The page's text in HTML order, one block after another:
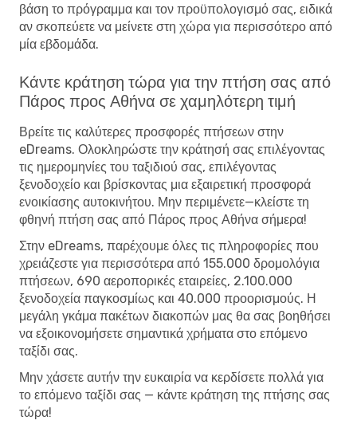
βάση το πρόγραμμα και τον προϋπολογισμό σας, ειδικά
αν σκοπεύετε να μείνετε στη χώρα για περισσότερο από
μία εβδομάδα.
Κάντε κράτηση τώρα για την πτήση σας από
Πάρος προς Αθήνα σε χαμηλότερη τιμή
Βρείτε τις καλύτερες προσφορές πτήσεων στην
eDreams. Ολοκληρώστε την κράτησή σας επιλέγοντας
τις ημερομηνίες του ταξιδιού σας, επιλέγοντας
ξενοδοχείο και βρίσκοντας μια εξαιρετική προσφορά
ενοικίασης αυτοκινήτου. Μην περιμένετε—κλείστε τη
φθηνή πτήση σας από Πάρος προς Αθήνα σήμερα!
Στην eDreams, παρέχουμε όλες τις πληροφορίες που
χρειάζεστε για περισσότερα από 155.000 δρομολόγια
πτήσεων, 690 αεροπορικές εταιρείες, 2.100.000
ξενοδοχεία παγκοσμίως και 40.000 προορισμούς. Η
μεγάλη γκάμα πακέτων διακοπών μας θα σας βοηθήσει
να εξοικονομήσετε σημαντικά χρήματα στο επόμενο
ταξίδι σας.
Μην χάσετε αυτήν την ευκαιρία να κερδίσετε πολλά για
το επόμενο ταξίδι σας — κάντε κράτηση της πτήσης σας
τώρα!